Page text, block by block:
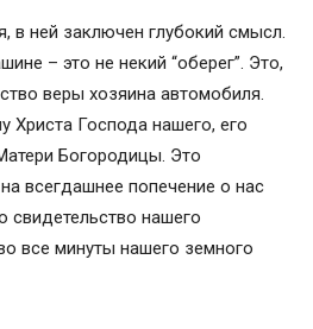
в ней заключен глубокий смысл.
– это не некий “оберег”. Это,
веры хозяина автомобиля.
Христа Господа нашего, его
Богородицы. Это
всегдашнее попечение о нас
свидетельство нашего
все минуты нашего земного